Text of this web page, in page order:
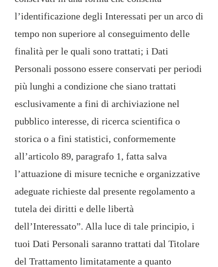
l’identificazione degli Interessati per un arco di
tempo non superiore al conseguimento delle
finalità per le quali sono trattati; i Dati
Personali possono essere conservati per periodi
più lunghi a condizione che siano trattati
esclusivamente a fini di archiviazione nel
pubblico interesse, di ricerca scientifica o
storica o a fini statistici, conformemente
all’articolo 89, paragrafo 1, fatta salva
l’attuazione di misure tecniche e organizzative
adeguate richieste dal presente regolamento a
tutela dei diritti e delle libertà
dell’Interessato”. Alla luce di tale principio, i
tuoi Dati Personali saranno trattati dal Titolare
del Trattamento limitatamente a quanto